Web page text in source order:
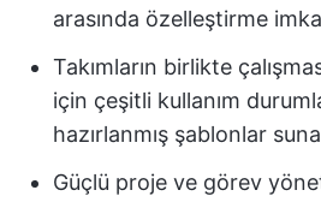
arasında özelleştirme
Takımların birlikte
için çeşitli kullanım
hazırlanmış şablonlar
Güçlü proje ve görev